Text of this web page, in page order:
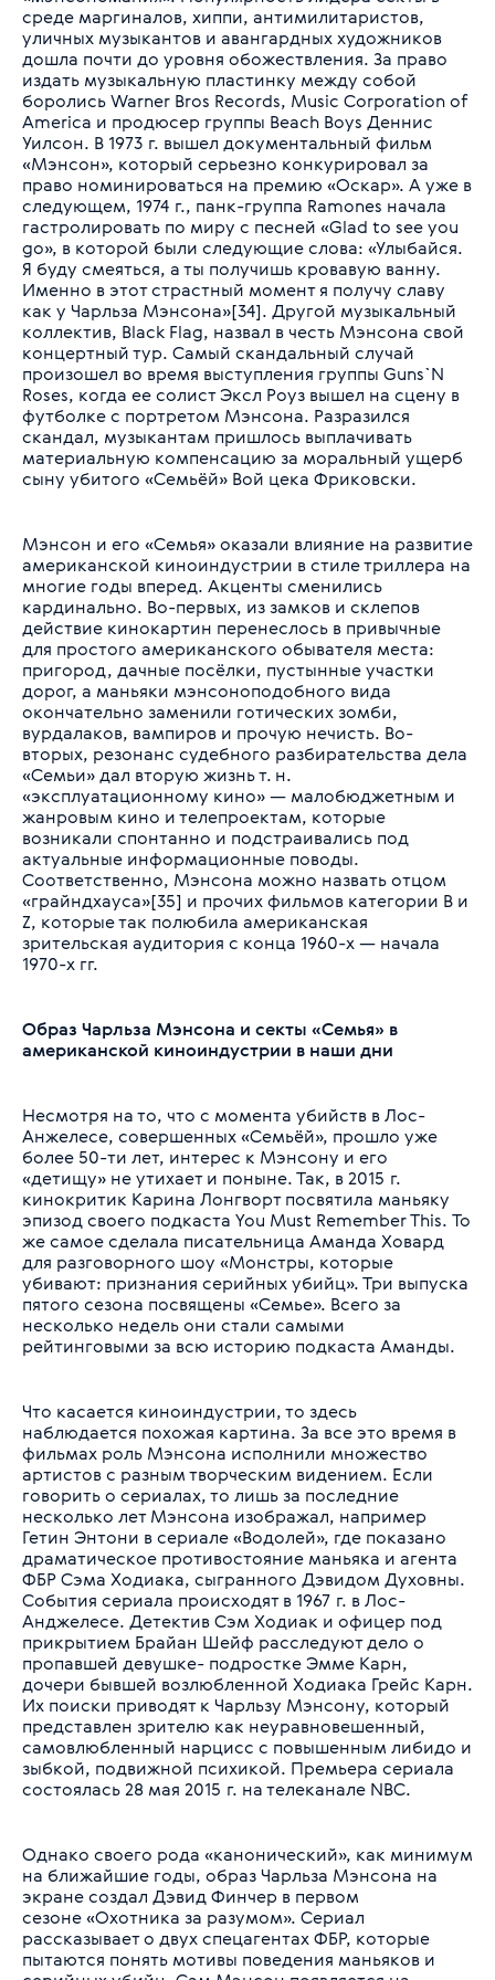
среде маргиналов, хиппи, антимилитаристов,
уличных музыкантов и авангардных художников
дошла почти до уровня обожествления. За право
издать музыкальную пластинку между собой
боролись Warner Bros Records, Music Corporation of
America и продюсер группы Beach Boys Деннис
Уилсон. В 1973 г. вышел документальный фильм
«Мэнсон», который серьезно конкурировал за
право номинироваться на премию «Оскар». А уже в
следующем, 1974 г., панк-группа Ramones начала
гастролировать по миру с песней «Glad to see you
go», в которой были следующие слова: «Улыбайся.
Я буду смеяться, а ты получишь кровавую ванну.
Именно в этот страстный момент я получу славу
как у Чарльза Мэнсона»[34]. Другой музыкальный
коллектив, Black Flag, назвал в честь Мэнсона свой
концертный тур. Самый скандальный случай
произошел во время выступления группы Guns`N
Roses, когда ее солист Эксл Роуз вышел на сцену в
футболке с портретом Мэнсона. Разразился
скандал, музыкантам пришлось выплачивать
материальную компенсацию за моральный ущерб
сыну убитого «Семьёй» Вой цека Фриковски.
Мэнсон и его «Семья» оказали влияние на развитие
американской киноиндустрии в стиле триллера на
многие годы вперед. Акценты сменились
кардинально. Во-первых, из замков и склепов
действие кинокартин перенеслось в привычные
для простого американского обывателя места:
пригород, дачные посёлки, пустынные участки
дорог, а маньяки мэнсоноподобного вида
окончательно заменили готических зомби,
вурдалаков, вампиров и прочую нечисть. Во-
вторых, резонанс судебного разбирательства дела
«Семьи» дал вторую жизнь т. н.
«эксплуатационному кино» — малобюджетным и
жанровым кино и телепроектам, которые
возникали спонтанно и подстраивались под
актуальные информационные поводы.
Соответственно, Мэнсона можно назвать отцом
«грайндхауса»[35] и прочих фильмов категории B и
Z, которые так полюбила американская
зрительская аудитория с конца 1960-х — начала
1970-х гг.
Образ Чарльза Мэнсона и секты «Семья» в
американской киноиндустрии в наши дни
Несмотря на то, что с момента убийств в Лос-
Анжелесе, совершенных «Семьёй», прошло уже
более 50-ти лет, интерес к Мэнсону и его
«детищу» не утихает и поныне. Так, в 2015 г.
кинокритик Карина Лонгворт посвятила маньяку
эпизод своего подкаста You Must Remember This. То
же самое сделала писательница Аманда Ховард
для разговорного шоу «Монстры, которые
убивают: признания серийных убийц». Три выпуска
пятого сезона посвящены «Семье». Всего за
несколько недель они стали самыми
рейтинговыми за всю историю подкаста Аманды.
Что касается киноиндустрии, то здесь
наблюдается похожая картина. За все это время в
фильмах роль Мэнсона исполнили множество
артистов с разным творческим видением. Если
говорить о сериалах, то лишь за последние
несколько лет Мэнсона изображал, например
Гетин Энтони в сериале «Водолей», где показано
драматическое противостояние маньяка и агента
ФБР Сэма Ходиака, сыгранного Дэвидом Духовны.
События сериала происходят в 1967 г. в Лос-
Анджелесе. Детектив Сэм Ходиак и офицер под
прикрытием Брайан Шейф расследуют дело о
пропавшей девушке- подростке Эмме Карн,
дочери бывшей возлюбленной Ходиака Грейс Карн.
Их поиски приводят к Чарльзу Мэнсону, который
представлен зрителю как неуравновешенный,
самовлюбленный нарцисс с повышенным либидо и
зыбкой, подвижной психикой. Премьера сериала
состоялась 28 мая 2015 г. на телеканале NBC.
Однако своего рода «канонический», как минимум
на ближайшие годы, образ Чарльза Мэнсона на
экране создал Дэвид Финчер в первом
сезоне «Охотника за разумом». Сериал
рассказывает о двух спецагентах ФБР, которые
пытаются понять мотивы поведения маньяков и